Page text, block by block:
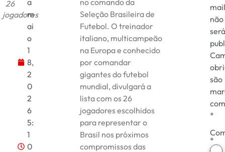
26
jogadores
a
m
ai
o
1
8,
2
0
2
6
5:
1
0
no comando da
Seleção Brasileira de
Futebol. O treinador
italiano, multicampeão
na Europa e conhecido
por comandar
gigantes do futebol
mundial, divulgará a
lista com os 26
jogadores escolhidos
para representar o
Brasil nos próximos
compromissos das
não
são
*
*